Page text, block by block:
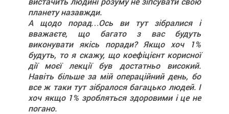
планету назавжди.
А щодо порад…Ось ви тут зібралися і
вважаєте, що багато з вас будуть
виконувати якісь поради? Якщо хоч 1%
будуть, то я скажу, що коефіцієнт корисної
дії моєї лекції був достатньо високий.
Навіть більше за мій операційний день, бо
все ж таки тут зібралося багацько людей. І
хоч якщо 1% зробляться здоровими і це не
погано.